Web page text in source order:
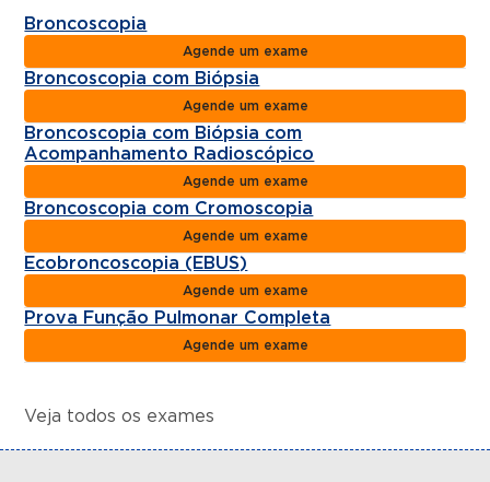
Broncoscopia
Agende um exame
Broncoscopia com Biópsia
Agende um exame
Broncoscopia com Biópsia com
Acompanhamento Radioscópico
Agende um exame
Broncoscopia com Cromoscopia
Agende um exame
Ecobroncoscopia (EBUS)
Agende um exame
Prova Função Pulmonar Completa
Agende um exame
Veja todos os exames